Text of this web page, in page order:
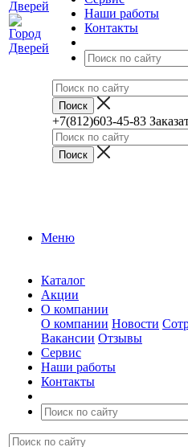
Наши работы
Контакты
+7(812)603-45-83
Меню
Каталог
Акции
О компании
О компании Новости
Вакансии Отзывы
Сервис
Наши работы
Контакты